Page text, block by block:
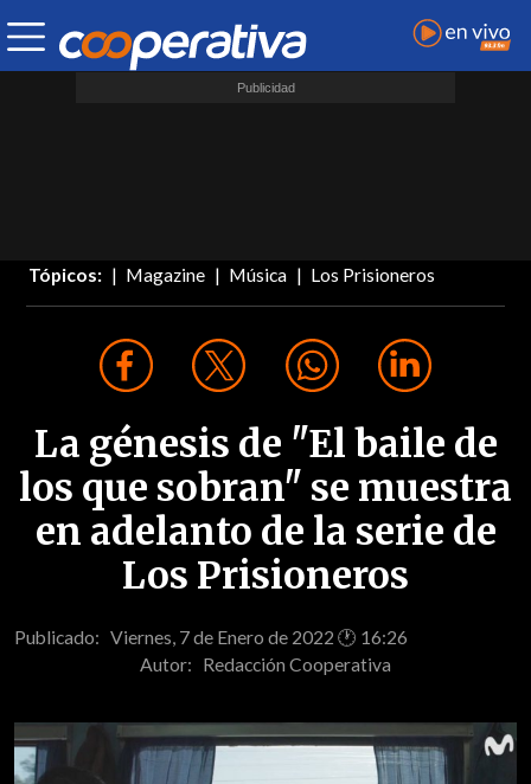
Tópicos: Magazine Música Los Prisioneros
La génesis de "El baile de
los que sobran" se muestra
en adelanto de la serie de
Los Prisioneros
Publicado: Viernes, 7 de Enero de 2022 🕐 16:26
Autor: Redacción Cooperativa